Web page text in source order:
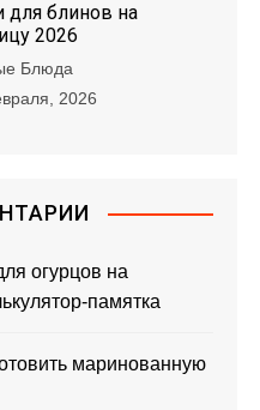
для блинов на
2026
Блюда
2026
огурцов на
памятка
маринованную